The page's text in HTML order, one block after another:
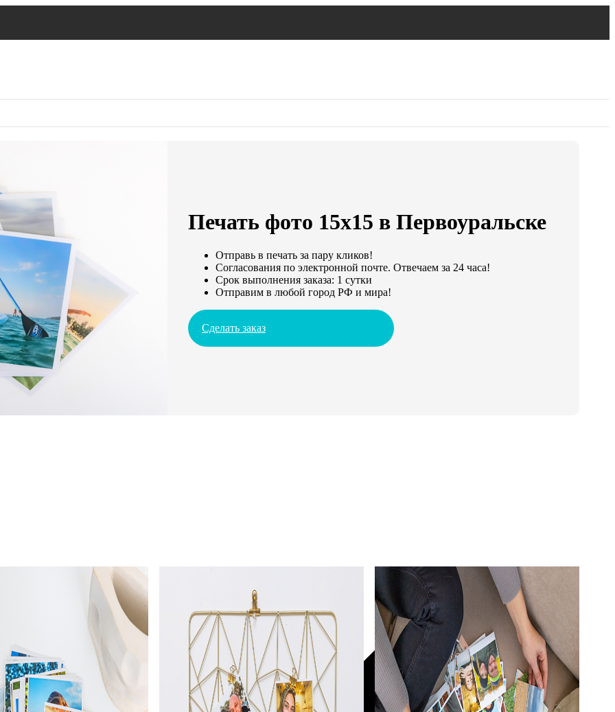
Печать фото 15х15 в Первоуральске
Отправь в печать за пару кликов!
Согласования по электронной почте. Отвечаем за 24 часа!
Срок выполнения заказа: 1 сутки
Отправим в любой город РФ и мира!
Сделать заказ